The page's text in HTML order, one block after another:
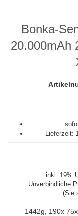
Bonka-
20.000mAh
Lieferzeit:
inkl. 19%
Unverbindliche
(Sie
1442g, 190x